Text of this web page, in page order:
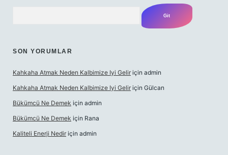
SON YORUMLAR
Kahkaha Atmak Neden Kalbimize Iyi Gelir için admin
Kahkaha Atmak Neden Kalbimize Iyi Gelir için Gülcan
Bükümcü Ne Demek için admin
Bükümcü Ne Demek için Rana
Kaliteli Enerji Nedir için admin